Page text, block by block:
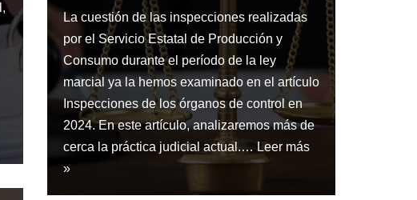
La cuestión de las inspecciones realizadas
por el Servicio Estatal de Producción y
Consumo durante el período de la ley
marcial ya la hemos examinado en el artículo
Inspecciones de los órganos de control en
2024. En este artículo, analizaremos más de
cerca la práctica judicial actual.… Leer más
»